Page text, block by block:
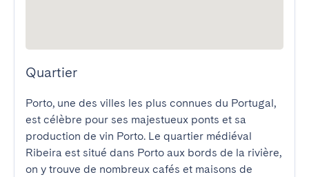
Quartier
Porto, une des villes les plus connues du Portugal,
est célèbre pour ses majestueux ponts et sa
production de vin Porto. Le quartier médiéval
Ribeira est situé dans Porto aux bords de la rivière,
on y trouve de nombreux cafés et maisons de